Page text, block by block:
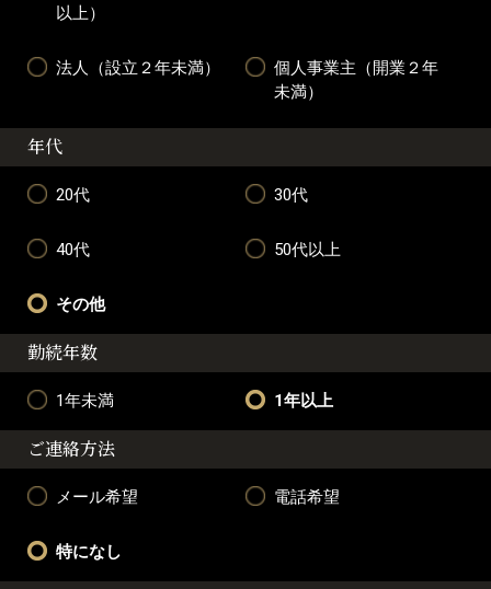
以上）
法人（設立２年未満）
個人事業主（開業２年
未満）
年代
20代 30代
40代 50代以上
その他
勤続年数
1年未満 1年以上
ご連絡方法
メール希望 電話希望
特になし